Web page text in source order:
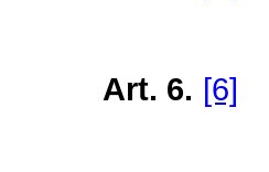
Art. 6. [6]